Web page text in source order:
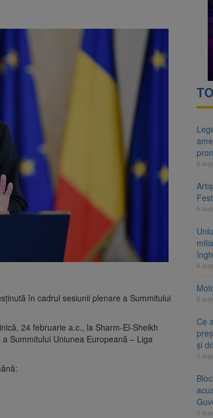
de euro? Pîslaru acuză PSD după suspendarea
de Senat cu amendamentele PSD și AUR. Proiectul
în cadrul sesiunii plenare a Summitului
24 februarie a.c., la Sharm-El-Sheikh
Summitului Uniunea Europeană – Liga
6
6
6
6
Ce
și
5
5